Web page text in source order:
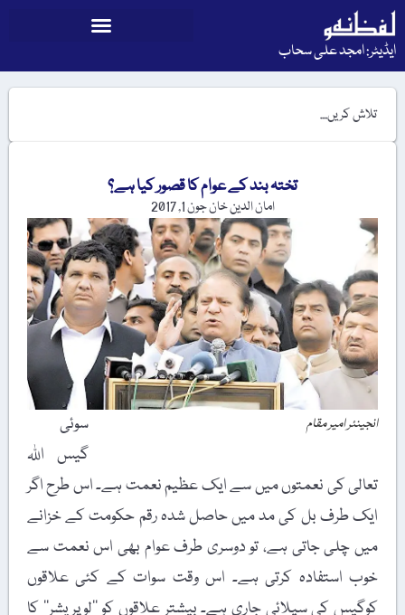
ایڈیٹر: امجد علی سحاب
تختہ بند کے عوام کا قصور کیا ہے؟
امان الدین خانجون 1, 2017
انجینئر امیر مقام
سوئی
گیس اللہ
تعالی کی نعمتوں میں سے ایک عظیم نعمت ہے۔ اس طرح اگر
ایک طرف بل کی مد میں حاصل شدہ رقم حکومت کے خزانے
میں چلی جاتی ہے، تو دوسری طرف عوام بھی اس نعمت سے
خوب استفادہ کرتی ہے۔ اس وقت سوات کے کئی علاقوں
کوگیس کی سپلائی جاری ہے۔ بیشتر علاقوں کو ’’لوپریشر‘‘ کا